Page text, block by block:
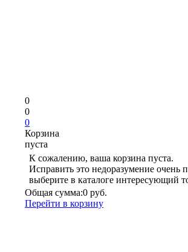
0
0
0
Корзина
пуста
К сожалению, ваша корзина пуста.
Исправить это недоразумение очень
выберите в каталоге интересующий
Общая сумма:0 руб.
Перейти в корзину